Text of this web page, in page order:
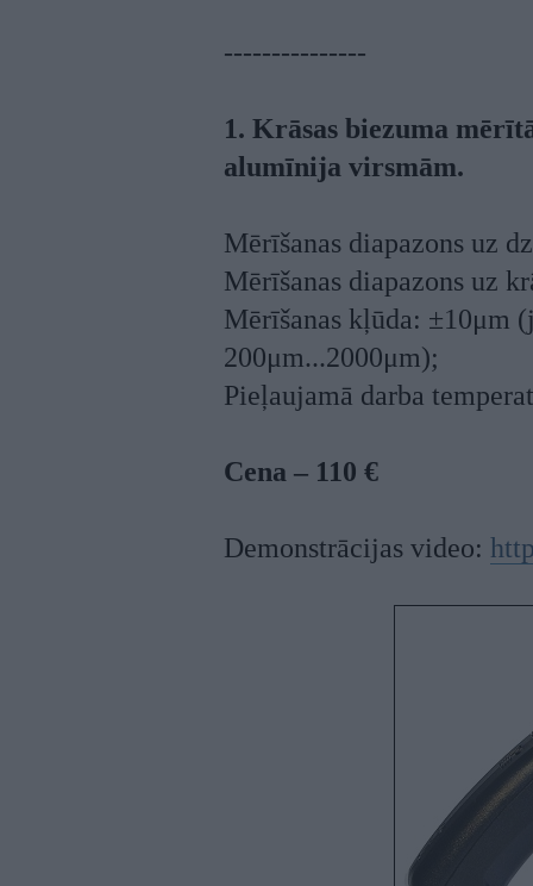
---------------
1. Krāsas biezuma
alumīnija virsmām.
Mērīšanas diapazons uz
Mērīšanas diapazons uz
Mērīšanas kļūda: ±10μm
200μm...2000μm);
Pieļaujamā darba
Cena – 110 €
Demonstrācijas video: